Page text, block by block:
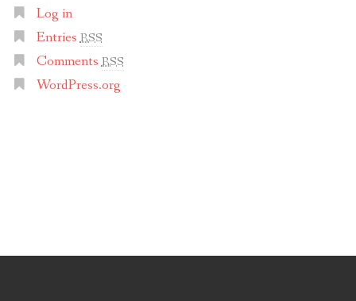
Log in
EntriesRSS
CommentsRSS
WordPress.org